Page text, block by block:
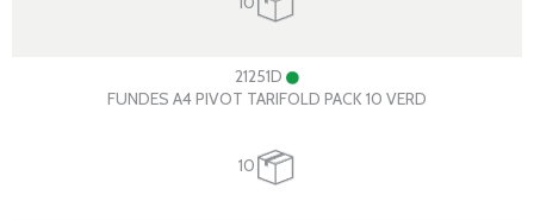
21251D
FUNDES A4 PIVOT TARIFOLD PACK 10 VERD
10